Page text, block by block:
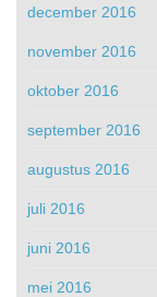
december 2016
november 2016
oktober 2016
september 2016
augustus 2016
juli 2016
juni 2016
mei 2016